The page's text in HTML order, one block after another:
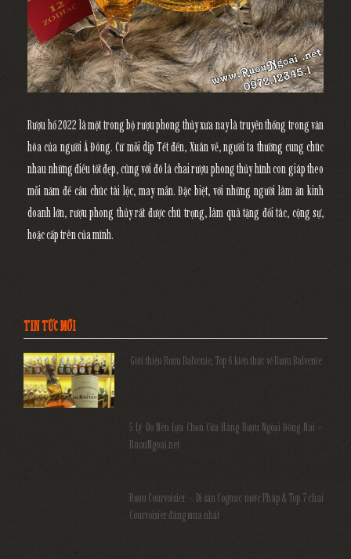
Rượu hổ 2022 là một trong bộ rượu phong thủy xưa nay là truyền thống trong văn
hóa của người Á Đông. Cứ mỗi dịp Tết đến, Xuân về, người ta thường cung chúc
nhau những điều tốt đẹp, cùng với đó là chai rượu phong thủy hình con giáp theo
mỗi năm để cầu chúc tài lộc, may mắn. Đặc biệt, với những người làm ăn kinh
doanh lớn, rượu phong thủy rất được chú trọng, làm quà tặng đối tác, cộng sự,
hoặc cấp trên của mình.
TIN TỨC MỚI
Giới thiệu Rượu Balvenie, Top 6 kiến thức về Rượu Balvenie
5 Lý Do Nên Lựa Chọn Cửa Hàng Rượu Ngoại Đồng Nai –
RuouNgoai.net
Rượu Courvoisier – Di sản Cognac nước Pháp & Top 7 chai
Courvoisier đáng mua nhất